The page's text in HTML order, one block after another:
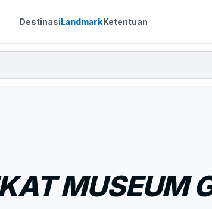
DestinasiLandmarkKetentuan
MUSEUM